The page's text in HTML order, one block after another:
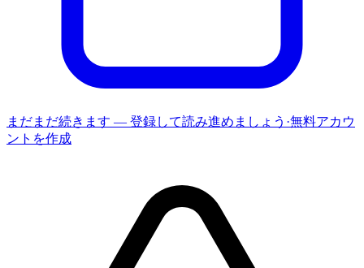
まだまだ続きます — 登録して読み進めましょう ·無料アカウ
ントを作成